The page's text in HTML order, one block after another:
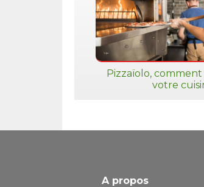
Pizzaïolo,
votre
A propos